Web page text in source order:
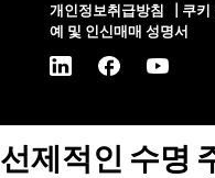
개인정보취급방침
쿠키
예 및 인신매매 성명서
선제적인 수명